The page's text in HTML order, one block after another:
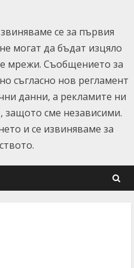
се за първия
могат да бъдат изцяло
мрежи. Съобщението за
съгласно нов регламент
данни, а рекламите ни
защото сме независими.
и се извиняваме за